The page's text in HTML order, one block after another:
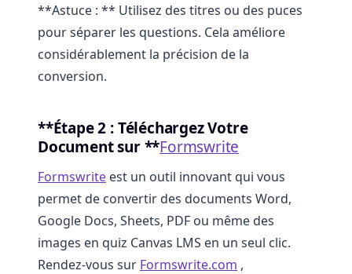
**Astuce : ** Utilisez des titres ou des puces
pour séparer les questions. Cela améliore
considérablement la précision de la
conversion.
**Étape 2 : Téléchargez Votre
Document sur **Formswrite
Formswrite est un outil innovant qui vous
permet de convertir des documents Word,
Google Docs, Sheets, PDF ou même des
images en quiz Canvas LMS en un seul clic.
Rendez-vous sur Formswrite.com ,